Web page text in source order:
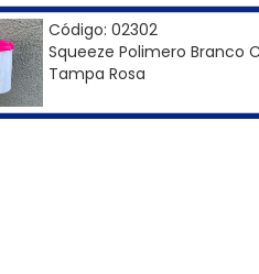
Código: 02302
Squeeze Polimero Branco
Tampa Rosa